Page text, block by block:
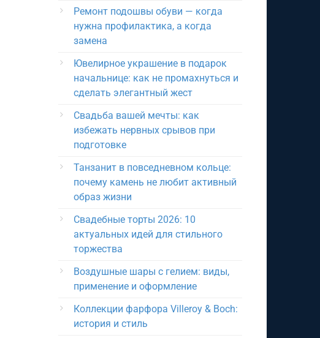
Ремонт подошвы обуви — когда
нужна профилактика, а когда
замена
Ювелирное украшение в подарок
начальнице: как не промахнуться и
сделать элегантный жест
Свадьба вашей мечты: как
избежать нервных срывов при
подготовке
Танзанит в повседневном кольце:
почему камень не любит активный
образ жизни
Свадебные торты 2026: 10
актуальных идей для стильного
торжества
Воздушные шары с гелием: виды,
применение и оформление
Коллекции фарфора Villeroy & Boch:
история и стиль